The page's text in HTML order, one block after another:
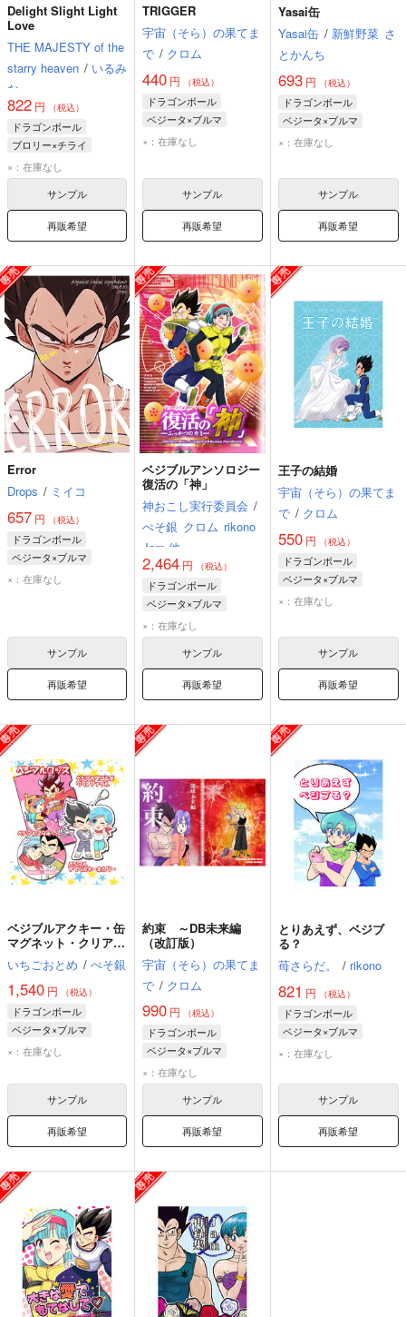
Delight Slight Light
Love
THE MAJESTY of the
starry heaven / いるみ
な
822 円 （税込）
ドラゴンボール
ブロリー×チライ
ブロリー
ブルマ
×：在庫なし
サンプル
再販希望
TRIGGER
宇宙（そら）の果てま
で / クロム
440 円 （税込）
ドラゴンボール
ベジータ×ブルマ
ベジータ
×：在庫なし
サンプル
再販希望
Yasai缶
Yasai缶 / 新鮮野菜 さ
とかんち
693円 （税込）
ドラゴンボール
ベジータ×ブルマ
ベジータ
×：在庫なし
サンプル
再販希望
Error
Drops / ミイコ
657 円 （税込）
ドラゴンボール
ベジータ×ブルマ
ベジータ
×：在庫なし
サンプル
再販希望
ベジブルアンソロジー
復活の「神」
神おこし実行委員会 /
ぺそ銀 クロム rikono
Jam 他
2,464 円 （税込）
ドラゴンボール
ベジータ×ブルマ
ベジータ
×：在庫なし
サンプル
再販希望
王子の結婚
宇宙（そら）の果てま
で / クロム
550円 （税込）
ドラゴンボール
ベジータ×ブルマ
ベジータ
×：在庫なし
サンプル
再販希望
ベジブルアクキー・缶
マグネット・クリアフ
ァイルセット
いちごおとめ / ぺそ銀
1,540 円 （税込）
ドラゴンボール
ベジータ×ブルマ
ベジータ
×：在庫なし
サンプル
再販希望
約束 ～DB未来編
（改訂版）
宇宙（そら）の果てま
で / クロム
990 円 （税込）
ドラゴンボール
ベジータ×ブルマ
ブルマ
ベジータ
トランクス
×：在庫なし
サンプル
再販希望
とりあえず、ベジブ
る？
苺さらだ。
/ rikono
821 円 （税込）
ドラゴンボール
ベジータ×ブルマ
ベジータ
×：在庫なし
サンプル
再販希望